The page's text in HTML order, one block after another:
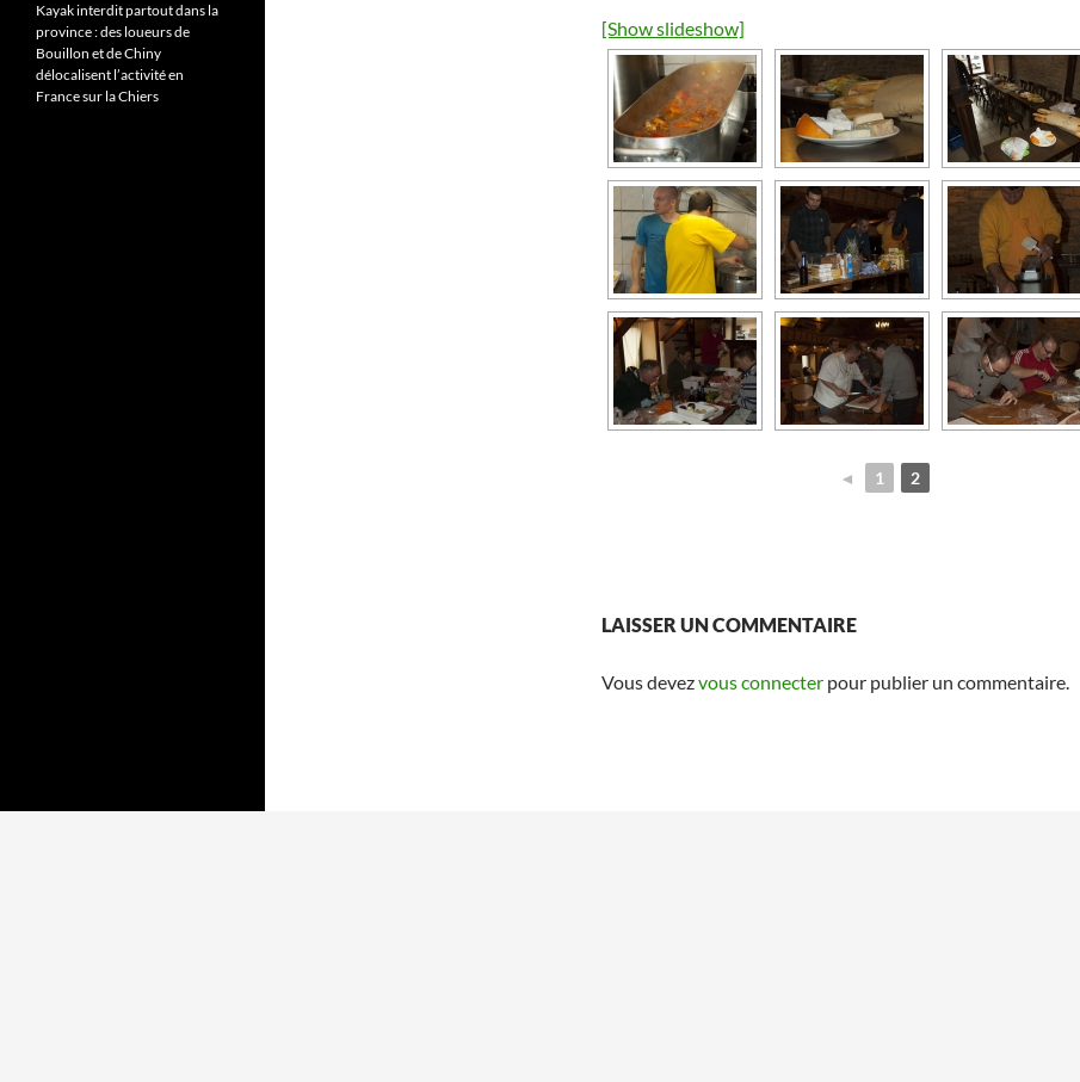
[Show slideshow]
◄ 1 2
LAISSER UN COMMENTAIRE
Vous devezvous connecter pour publier un commentaire.
Kayak interdit partout dans la
province : des loueurs de
Bouillon et de Chiny
délocalisent l’activité en
France sur la Chiers